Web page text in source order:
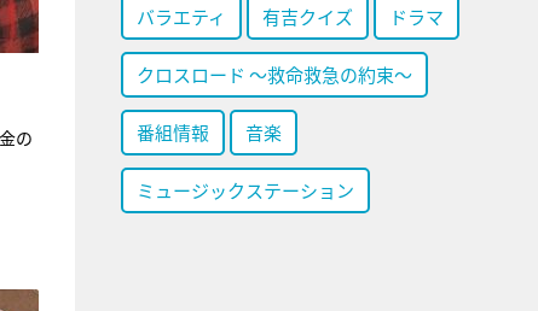
の
バラエティ 有吉クイズ ドラマ
クロスロード ～救命救急の約束～
番組情報 音楽
ミュージックステーション